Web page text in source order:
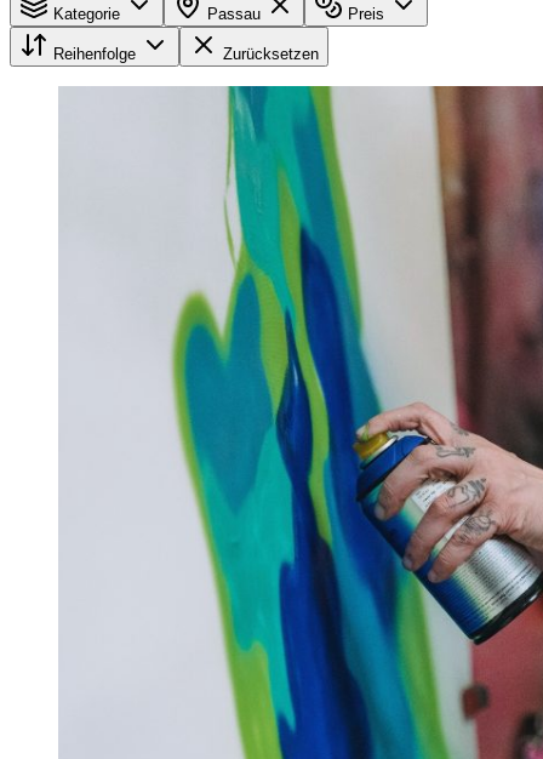
Kategorie Passau Preis
Reihenfolge Zurücksetzen